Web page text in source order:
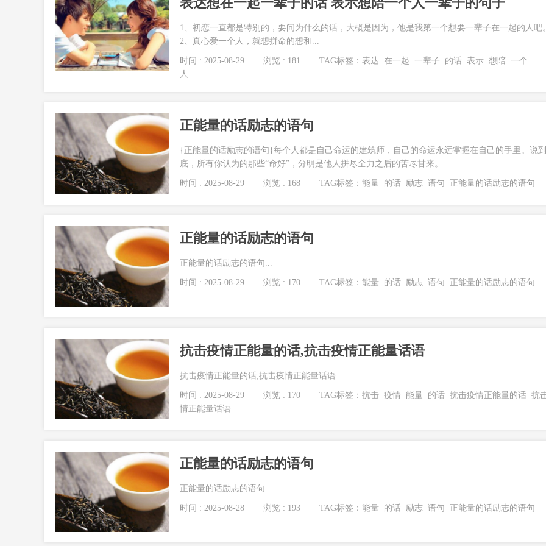
1、初恋一直都是特别的，要问为什么的话，大概是因为，他是我第一个想要一辈子在一起的人吧
2、真心爱一个人，就想拼命的想和...
时间 : 2025-08-29 浏览 : 181 TAG标签：表达 在一起 一辈子 的话 表示 想陪 一个
人
正能量的话励志的语句
{正能量的话励志的语句}每个人都是自己命运的建筑师，自己的命运永远掌握在自己的手里。说到
底，所有你认为的那些“命好”，分明是他人拼尽全力之后的苦尽甘来。...
时间 : 2025-08-29 浏览 : 168 TAG标签：能量 的话 励志 语句 正能量的话励志的语句
正能量的话励志的语句
正能量的话励志的语句...
时间 : 2025-08-29 浏览 : 170 TAG标签：能量 的话 励志 语句 正能量的话励志的语句
抗击疫情正能量的话,抗击疫情正能量话语
抗击疫情正能量的话,抗击疫情正能量话语...
时间 : 2025-08-29 浏览 : 170 TAG标签：抗击 疫情 能量 的话 抗击疫情正能量的话 抗
情正能量话语
正能量的话励志的语句
正能量的话励志的语句...
时间 : 2025-08-28 浏览 : 193 TAG标签：能量 的话 励志 语句 正能量的话励志的语句